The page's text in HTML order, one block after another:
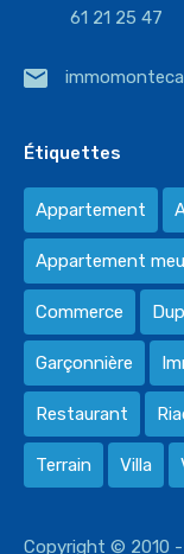
61 21 25 47
Étiquettes
Appartement
Appartement
Commerce
Garçonnière
Restaurant
Terrain Villa
Copyright © 2010